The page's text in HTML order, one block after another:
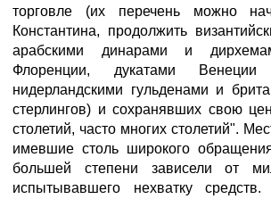
торговле (их перечень можно
Константина, продолжить
арабскими динарами и
Флоренции, дукатами
нидерландскими гульденами и
стерлингов) и сохранявших свою
столетий, часто многих столетий".
имевшие столь широкого
большей степени зависели от
испытывавшего нехватку